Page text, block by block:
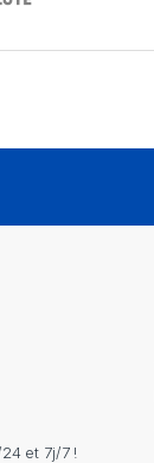
et 7j/7 !